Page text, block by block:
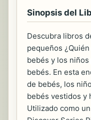
Sinopsis del
Descubra libros
pequeños
bebés y los
bebés. En esta
de bebés, los
bebés vestidos y
Utilizado como